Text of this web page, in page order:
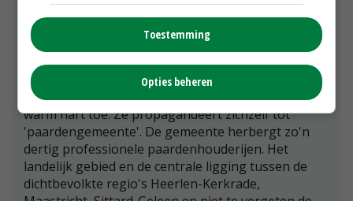
Het paardenbedrijf met pensionstalling van Ilse
Limpens en Ralph Rijstenbil ligt in Nuth. Na een
gemeentelijke herindeling valt de voormalige
gemeente Nuth sinds 1 januari onder de
fusiegemeente Beekdaelen. De voormalige
gemeente Nuth draagt de paardenhouderij een
warm hart toe. Ze propagandeert zichzelf tot
'paardengemeente'. De gemeente herbergt zo'n
dertig professionele paardenhouderijen. Het
landelijk gebied en de centrale ligging tussen de
dichtbevolkte regio's Heerlen-Kerkrade,
Toestemming
Opties beheren